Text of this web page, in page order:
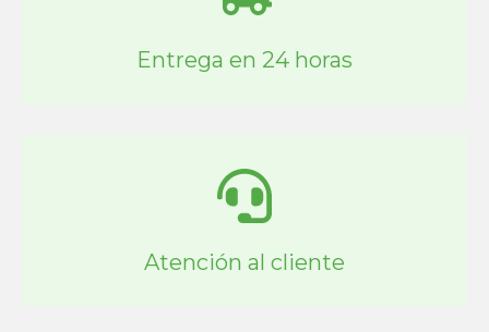
Entrega en 24 horas
Atención al cliente